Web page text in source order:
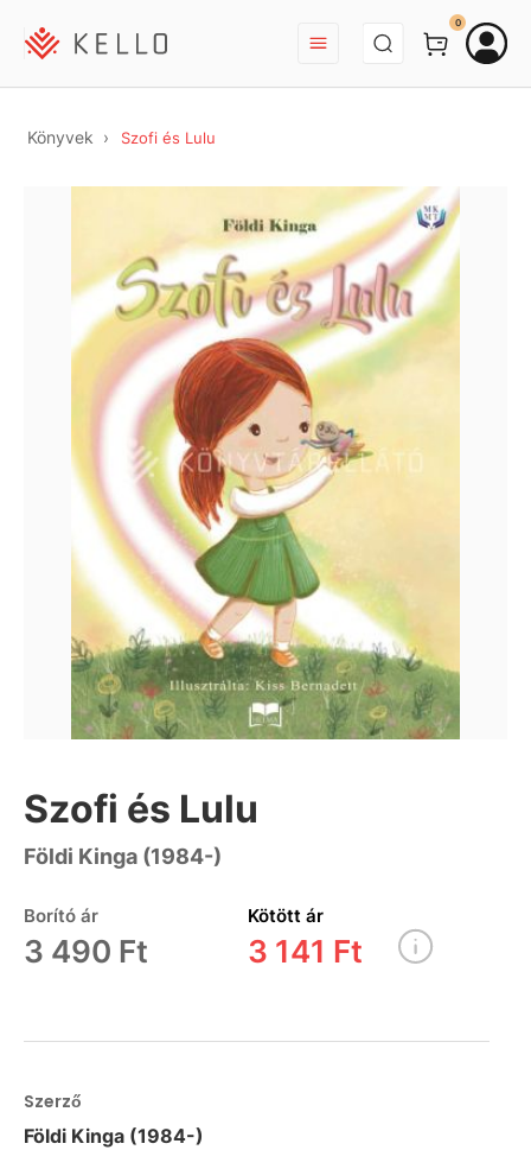
BEJELENTKEZÉS
0
Könyvek Szofi és Lulu
Szofi és Lulu
Földi Kinga (1984-)
Borító ár
3 490 Ft
Kötött ár
3 141 Ft
Szerző
Földi Kinga (1984-)